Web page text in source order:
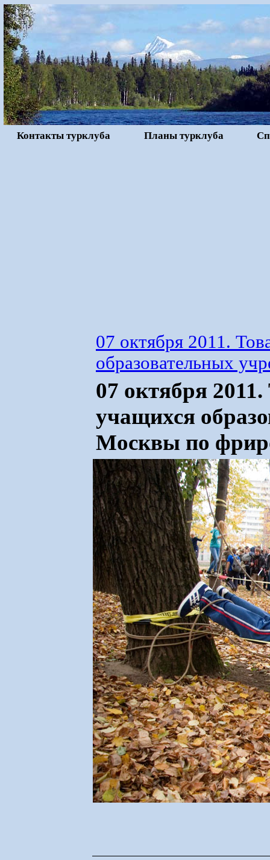
Контакты турклуба Планы турклуба
07 октября 2011.
образовательных
07 октября
учащихся
Москвы по